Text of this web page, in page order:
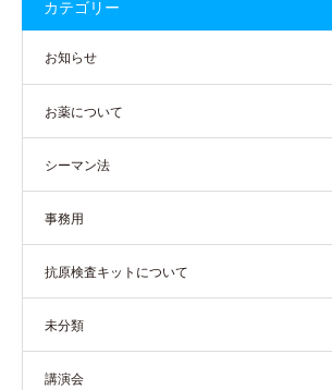
カテゴリー
お知らせ
お薬について
シーマン法
事務用
抗原検査キットについて
未分類
講演会